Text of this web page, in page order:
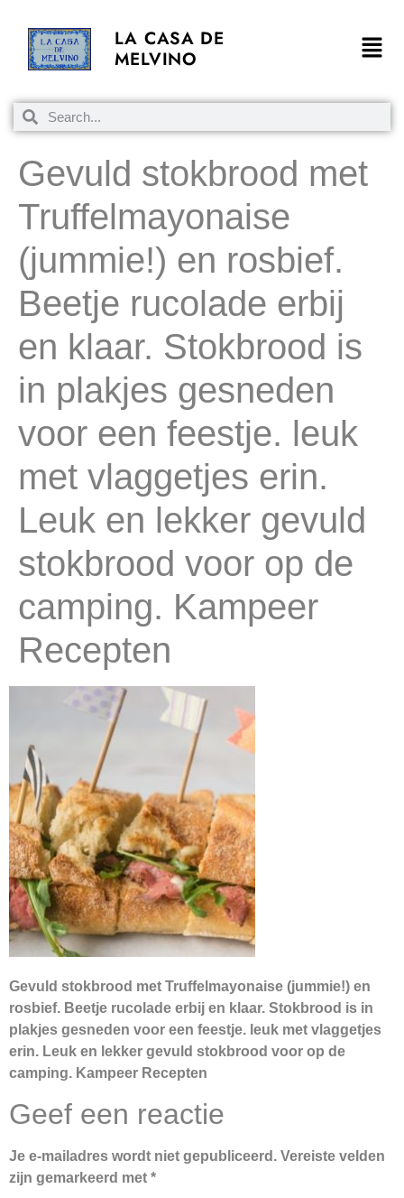
LA CASA DE
MELVINO
Gevuld stokbrood met
Truffelmayonaise
(jummie!) en rosbief.
Beetje rucolade erbij
en klaar. Stokbrood is
in plakjes gesneden
voor een feestje. leuk
met vlaggetjes erin.
Leuk en lekker gevuld
stokbrood voor op de
camping. Kampeer
Recepten
Gevuld stokbrood met Truffelmayonaise (jummie!) en
rosbief. Beetje rucolade erbij en klaar. Stokbrood is in
plakjes gesneden voor een feestje. leuk met vlaggetjes
erin. Leuk en lekker gevuld stokbrood voor op de
camping. Kampeer Recepten
Geef een reactie
Je e-mailadres wordt niet gepubliceerd. Vereiste velden
zijn gemarkeerd met *